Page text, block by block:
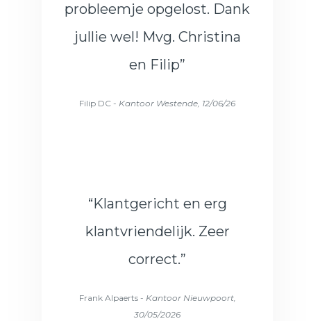
probleemje opgelost. Dank
jullie wel! Mvg. Christina
en Filip”
Filip DC - Kantoor Westende, 12/06/26
“Klantgericht en erg
klantvriendelijk. Zeer
correct.”
Frank Alpaerts - Kantoor Nieuwpoort,
30/05/2026